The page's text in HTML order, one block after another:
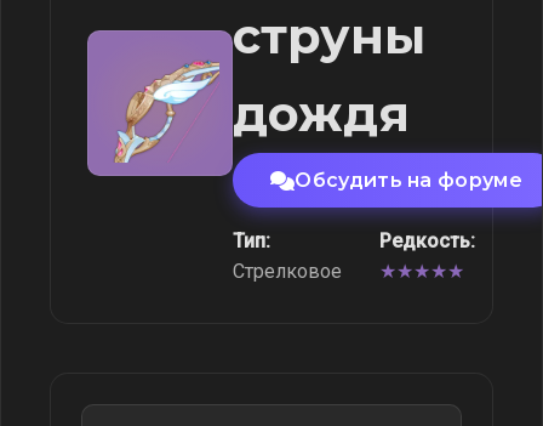
струны
дождя
Обсудить на форуме
Тип:
Стрелковое
Редкость:
★★★★★